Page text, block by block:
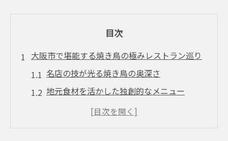
目次
大阪市で堪能する焼き鳥の極みレストラン巡り
名店の技が光る焼き鳥の奥深さ
地元食材を活かした独創的なメニュー
焼き鳥と相性抜群のサイドディッシュ
人気の焼き鳥レストランへのアクセス方法